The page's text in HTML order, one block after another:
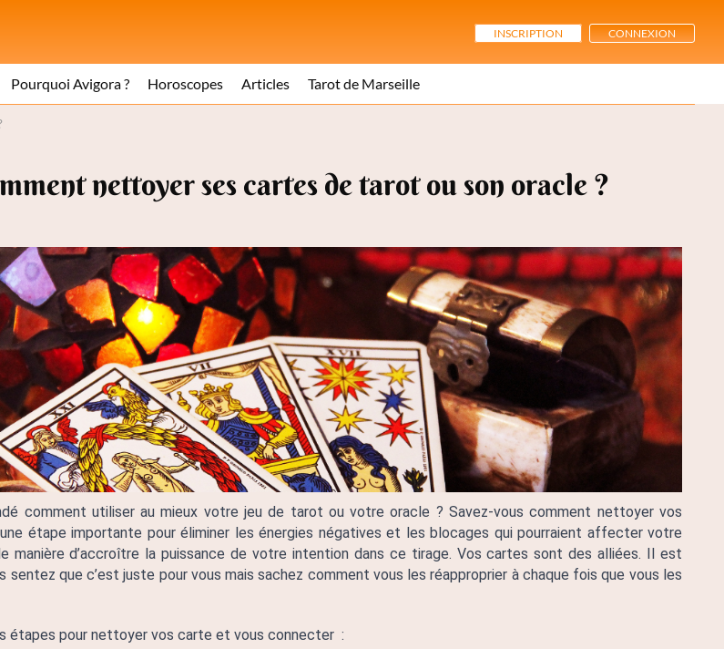
INSCRIPTION CONNEXION
Pourquoi Avigora ? Horoscopes Articles Tarot de Marseille
nettoyer ses cartes de tarot ou son oracle ?
comment utiliser au mieux votre jeu de tarot ou votre oracle ? Savez-vous comment nettoyer vos
étape importante pour éliminer les énergies négatives et les blocages qui pourraient affecter votre
manière d’accroître la puissance de votre intention dans ce tirage. Vos cartes sont des alliées. Il est
sentez que c’est juste pour vous mais sachez comment vous les réapproprier à chaque fois que vous les
étapes pour nettoyer vos carte et vous connecter  :